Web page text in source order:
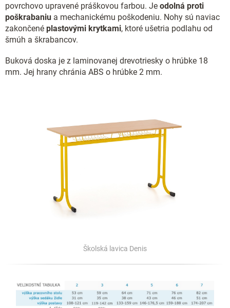
povrchovo upravené práškovou farbou. Je odolná proti
poškrabaniu a mechanickému poškodeniu. Nohy sú naviac
zakončené plastovými krytkami, ktoré ušetria podlahu od
šmúh a škrabancov.
Buková doska je z laminovanej drevotriesky o hrúbke 18
mm. Jej hrany chránia ABS o hrúbke 2 mm.
Školská lavica Denis